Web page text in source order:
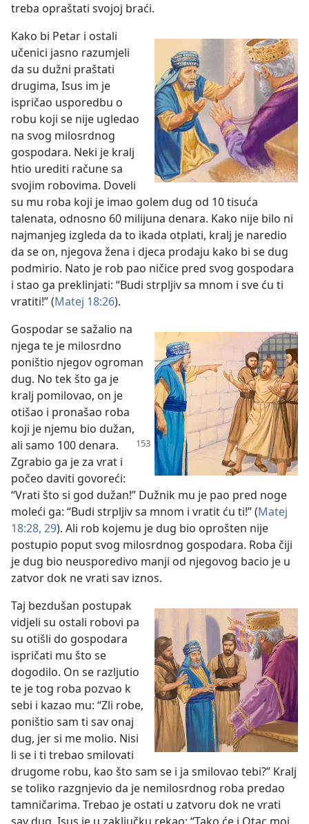
treba opraštati svojoj braći.
Kako bi Petar i ostali
učenici jasno razumjeli
da su dužni praštati
drugima, Isus im je
ispričao usporedbu o
robu koji se nije ugledao
na svog milosrdnog
gospodara. Neki je kralj
htio urediti račune sa
svojim robovima. Doveli
su mu roba koji je imao golem dug od 10 tisuća
talenata, odnosno 60 milijuna denara. Kako nije bilo ni
najmanjeg izgleda da to ikada otplati, kralj je naredio
da se on, njegova žena i djeca prodaju kako bi se dug
podmirio. Nato je rob pao ničice pred svog gospodara
i stao ga preklinjati: “Budi strpljiv sa mnom i sve ću ti
vratiti!” (Matej 18:26).
Gospodar se sažalio na
njega te je milosrdno
poništio njegov ogroman
dug. No tek što ga je
kralj pomilovao, on je
otišao i pronašao roba
koji je njemu bio dužan,
ali samo 100 denara.
Zgrabio ga je za vrat i
počeo daviti govoreći:
“Vrati što si god dužan!” Dužnik mu je pao pred noge
moleći ga: “Budi strpljiv sa mnom i vratit ću ti!” (Matej
18:28, 29). Ali rob kojemu je dug bio oprošten nije
postupio poput svog milosrdnog gospodara. Roba čiji
je dug bio neusporedivo manji od njegovog bacio je u
zatvor dok ne vrati sav iznos.
Taj bezdušan postupak
vidjeli su ostali robovi pa
su otišli do gospodara
ispričati mu što se
dogodilo. On se razljutio
te je tog roba pozvao k
sebi i kazao mu: “Zli robe,
poništio sam ti sav onaj
dug, jer si me molio. Nisi
li se i ti trebao smilovati
drugome robu, kao što sam se i ja smilovao tebi?” Kralj
se toliko razgnjevio da je nemilosrdnog roba predao
tamničarima. Trebao je ostati u zatvoru dok ne vrati